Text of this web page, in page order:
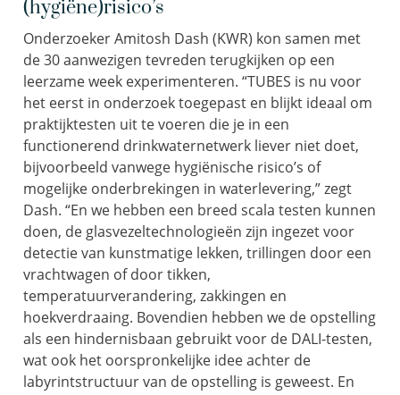
(hygiëne)risico’s
Onderzoeker Amitosh Dash (KWR) kon samen met
de 30 aanwezigen tevreden terugkijken op een
leerzame week experimenteren. “TUBES is nu voor
het eerst in onderzoek toegepast en blijkt ideaal om
praktijktesten uit te voeren die je in een
functionerend drinkwaternetwerk liever niet doet,
bijvoorbeeld vanwege hygiënische risico’s of
mogelijke onderbrekingen in waterlevering,” zegt
Dash. “En we hebben een breed scala testen kunnen
doen, de glasvezeltechnologieën zijn ingezet voor
detectie van kunstmatige lekken, trillingen door een
vrachtwagen of door tikken,
temperatuurverandering, zakkingen en
hoekverdraaing. Bovendien hebben we de opstelling
als een hindernisbaan gebruikt voor de DALI-testen,
wat ook het oorspronkelijke idee achter de
labyrintstructuur van de opstelling is geweest. En